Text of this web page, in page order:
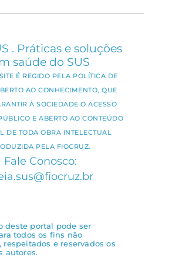
. Práticas e soluções
saúde do SUS
É REGIDO PELA POLÍTICA DE
AO CONHECIMENTO, QUE
À SOCIEDADE O ACESSO
E ABERTO AO CONTEÚDO
DE TODA OBRA INTELECTUAL
PELA FIOCRUZ.
Fale Conosco:
deste portal pode ser
todos os fins não
respeitados e reservados os
autores.